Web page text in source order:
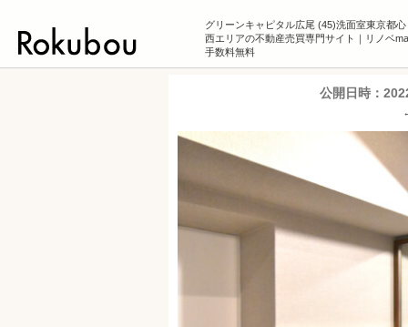
グリーンキャピタル広尾 (45)洗面室東京都
西エリアの不動産売買専門サイト｜リノベ
手数料無料
公開日時：